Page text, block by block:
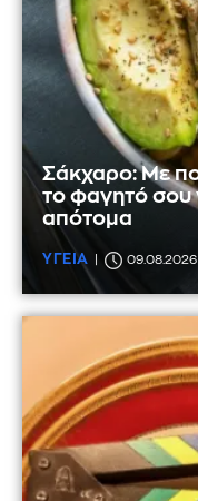
Σάκχαρο: Με
το φαγητό σου
απότομα
ΥΓΕΙΑ 09.08.2026